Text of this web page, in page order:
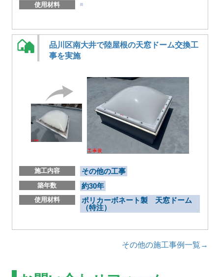
使用材料
品川区南大井で陸屋根の天窓ドーム交換工
事を実施
施工内容 その他の工事
築年数 約30年
使用材料
ポリカーボネート製 天窓ドーム
（特注）
その他の施工事例一覧→